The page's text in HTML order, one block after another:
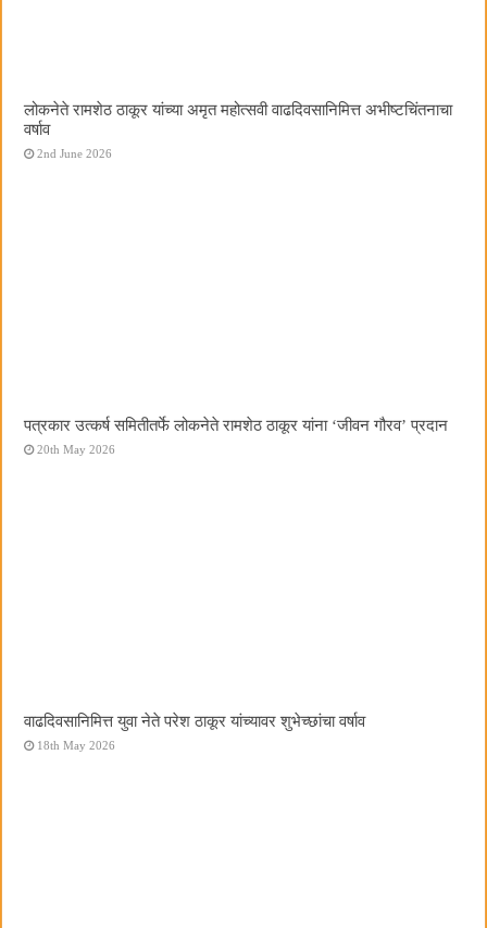
लोकनेते रामशेठ ठाकूर यांच्या अमृत महोत्सवी वाढदिवसानिमित्त अभीष्टचिंतनाचा
वर्षाव
2nd June 2026
पत्रकार उत्कर्ष समितीतर्फे लोकनेते रामशेठ ठाकूर यांना ‌‘जीवन गौरव‌’ प्रदान
20th May 2026
वाढदिवसानिमित्त युवा नेते परेश ठाकूर यांच्यावर शुभेच्छांचा वर्षाव
18th May 2026